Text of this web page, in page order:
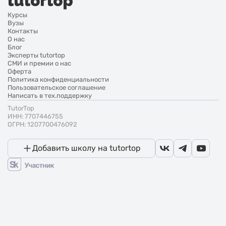
Курсы
Вузы
Контакты
О нас
Блог
Эксперты tutortop
СМИ и премии о нас
Оферта
Политика конфиденциальности
Пользовательское соглашение
Написать в тех.поддержку
TutorTop
ИНН: 7707446755
ОГРН: 1207700476092
Добавить школу на tutortop